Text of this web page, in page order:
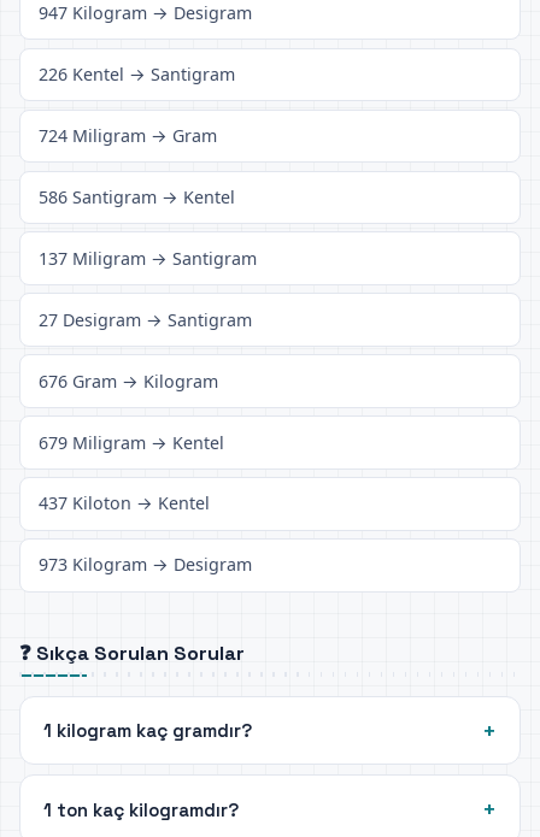
947 Kilogram → Desigram
226 Kentel → Santigram
724 Miligram → Gram
586 Santigram → Kentel
137 Miligram → Santigram
27 Desigram → Santigram
676 Gram → Kilogram
679 Miligram → Kentel
437 Kiloton → Kentel
973 Kilogram → Desigram
❓ Sıkça Sorulan Sorular
1 kilogram kaç gramdır?
1 ton kaç kilogramdır?